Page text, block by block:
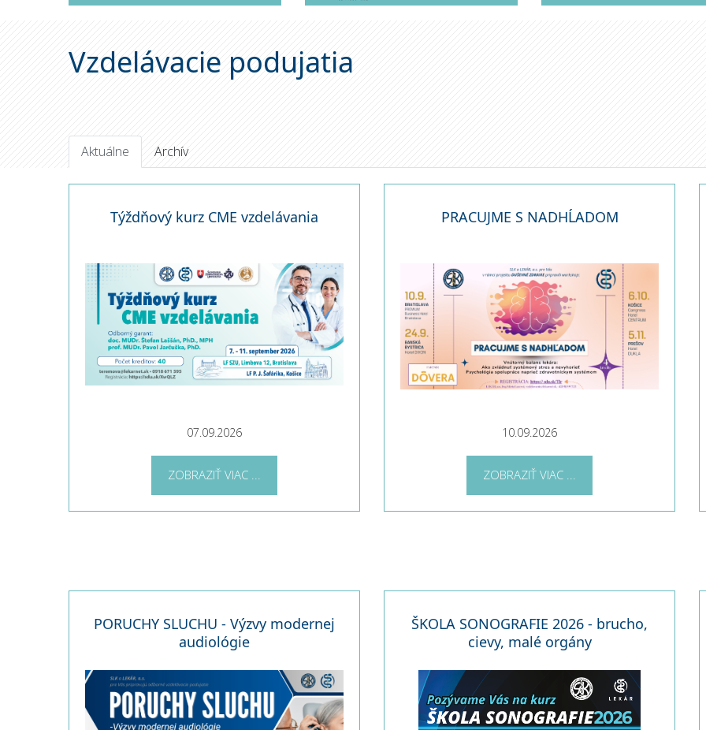
Vzdelávacie podujatia
Aktuálne Archív
Týždňový kurz CME vzdelávania
07.09.2026
ZOBRAZIŤ VIAC ...
PRACUJME S NADHĹADOM
10.09.2026
ZOBRAZIŤ VIAC ...
PORUCHY SLUCHU - Výzvy modernej
audiológie
ŠKOLA SONOGRAFIE 2026 - brucho,
cievy, malé orgány